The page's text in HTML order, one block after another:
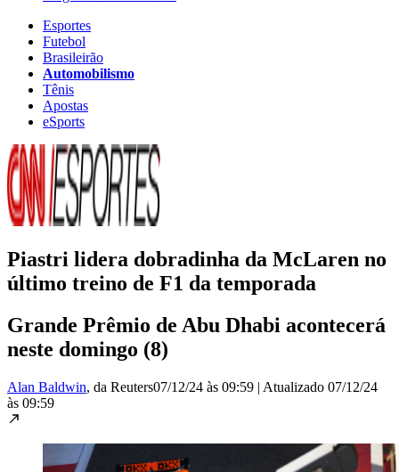
Esportes
Futebol
Brasileirão
Automobilismo
Tênis
Apostas
eSports
Piastri lidera dobradinha da McLaren no
último treino de F1 da temporada
Grande Prêmio de Abu Dhabi acontecerá
neste domingo (8)
Alan Baldwin, da Reuters07/12/24 às 09:59 | Atualizado 07/12/24
às 09:59